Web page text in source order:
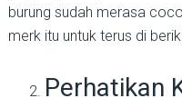
burung sudah merasa
merk itu untuk terus di
Perhatikan